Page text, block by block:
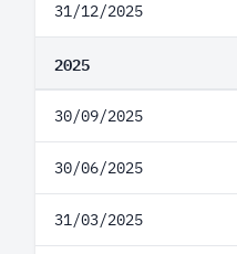
31/12/2025
2025
30/09/2025
30/06/2025
31/03/2025